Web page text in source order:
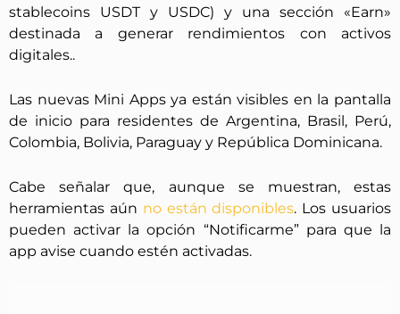
stablecoins USDT y USDC) y una sección «Earn»
destinada a generar rendimientos con activos
digitales..
Las nuevas Mini Apps ya están visibles en la pantalla
de inicio para residentes de Argentina, Brasil, Perú,
Colombia, Bolivia, Paraguay y República Dominicana.
Cabe señalar que, aunque se muestran, estas
herramientas aún no están disponibles. Los usuarios
pueden activar la opción “Notificarme” para que la
app avise cuando estén activadas.